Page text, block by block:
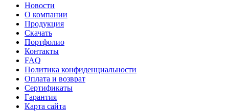
Новости
О компании
Продукция
Скачать
Портфолио
Контакты
FAQ
Политика конфиденциальности
Оплата и возврат
Сертификаты
Гарантия
Карта сайта